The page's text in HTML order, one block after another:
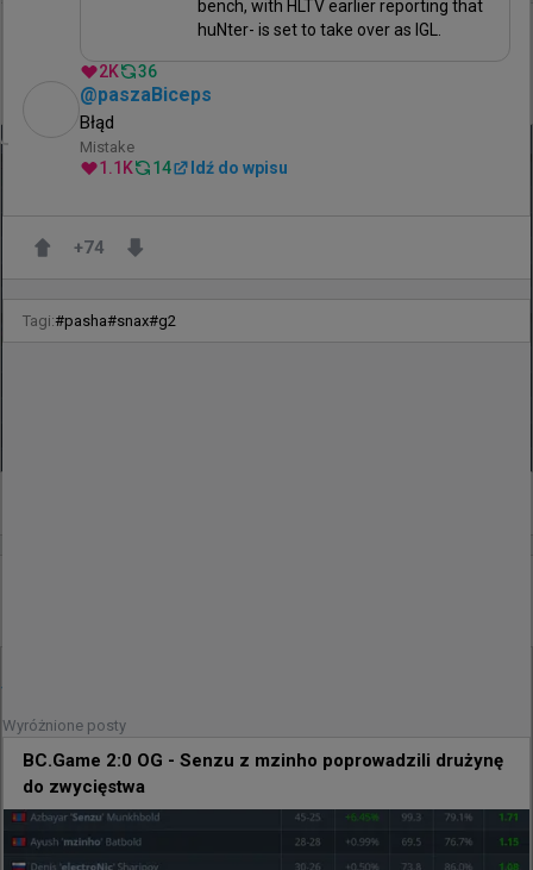
29 minut temu
HEROIC 0:2 fnatic - ekipa Brollana kolejną formacją,
która odpada z kwalifikacji do EWC
🗣️ „To krok wstecz. Wszyscy chcieliśmy zagrać w EWC
HLTV poprosiło trenera @flashieCS2 o krótki
komentarz po odpadnięciu drużyny Liquid z otwartych
kwalifikacji do EWC
bench, with HLTV earlier reporting that
huNter- is set to take over as IGL.
2K 36
@paszaBiceps
Błąd
Mistake
1.1K 14 Idź do wpisu
+74
Tagi:#pasha#snax#g2
Wyróżnione posty
BC.Game 2:0 OG - Senzu z mzinho poprowadzili drużynę
do zwycięstwa